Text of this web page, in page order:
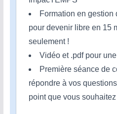
Formation en gestion
pour devenir libre en 15
seulement !
Vidéo et .pdf pour
Première séance de
répondre à vos
point que vous